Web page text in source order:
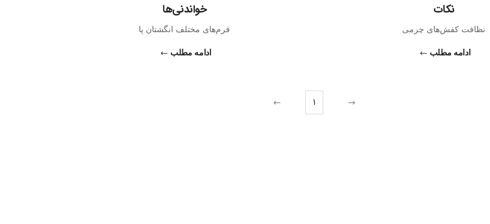
نکات
نظافت کفش‌های چرمی
ادامه مطلب
خواندنی‌ها
فرم‌های مختلف انگشتان پا
ادامه مطلب
1